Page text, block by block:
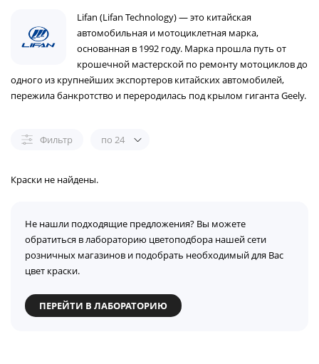
Lifan (Lifan Technology) — это китайская
автомобильная и мотоциклетная марка,
основанная в 1992 году. Марка прошла путь от
крошечной мастерской по ремонту мотоциклов до
одного из крупнейших экспортеров китайских автомобилей,
пережила банкротство и переродилась под крылом гиганта Geely.
Фильтр по 24
Краски не найдены.
Не нашли подходящие предложения? Вы можете
обратиться в лабораторию цветоподбора нашей сети
розничных магазинов и подобрать необходимый для Вас
цвет краски.
ПЕРЕЙТИ В ЛАБОРАТОРИЮ